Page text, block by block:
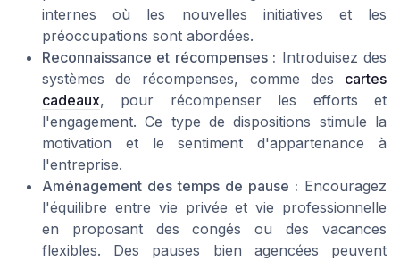
internes où les nouvelles initiatives et les
préoccupations sont abordées.
Reconnaissance et récompenses : Introduisez des
systèmes de récompenses, comme des cartes
cadeaux, pour récompenser les efforts et
l'engagement. Ce type de dispositions stimule la
motivation et le sentiment d'appartenance à
l'entreprise.
Aménagement des temps de pause : Encouragez
l'équilibre entre vie privée et vie professionnelle
en proposant des congés ou des vacances
flexibles. Des pauses bien agencées peuvent